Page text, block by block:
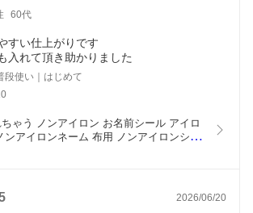
60代
すい仕上がりです
入れて頂き助かりました
段使い｜はじめて
ゃう ノンアイロン お名前シール アイロ
ンアイロンネーム 布用 ノンアイロンシー
2026/06/20